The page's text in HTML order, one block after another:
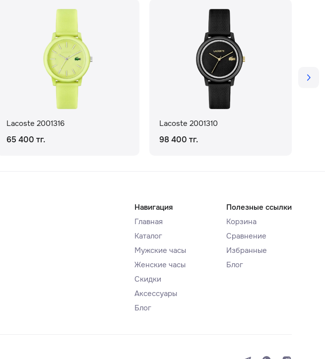
Lacoste 2001316
65 400 тг.
Lacoste 2001310
98 400 тг.
Навигация
Главная
Каталог
Мужские часы
Женские часы
Скидки
Аксессуары
Блог
Полезные ссылки
Корзина
Сравнение
Избранные
Блог